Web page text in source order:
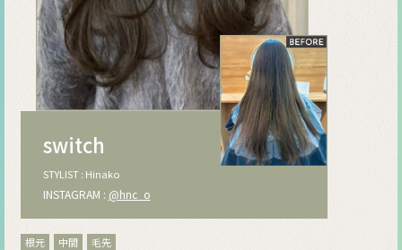
switch
STYLIST : Hinako
INSTAGRAM : @hnc_o
根元 中間
毛先